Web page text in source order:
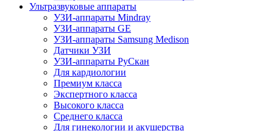
Ультразвуковые аппараты
УЗИ-аппараты Mindray
УЗИ-аппараты GE
УЗИ-аппараты Samsung Medison
Датчики УЗИ
УЗИ-аппараты РуСкан
Для кардиологии
Премиум класса
Экспертного класса
Высокого класса
Среднего класса
Для гинекологии и акушерства